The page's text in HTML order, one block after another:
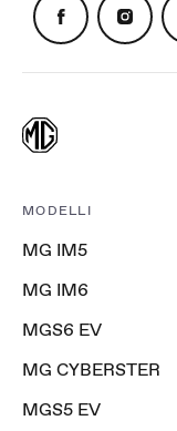
MODELLI
MG IM5
MG IM6
MGS6 EV
MG CYBERSTER
MGS5 EV